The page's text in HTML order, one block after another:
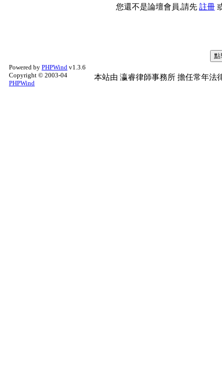
您還不是論壇會員,請先 註冊
Powered by PHPWind v1.3.6
Copyright © 2003-04
PHPWind
本站由 瀛睿律師事務所 擔任常年法